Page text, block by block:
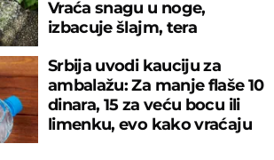
Vraća snagu u noge,
izbacuje šlajm, tera
Srbija uvodi kauciju za
ambalažu: Za manje flaše 10
dinara, 15 za veću bocu ili
limenku, evo kako vraćaju